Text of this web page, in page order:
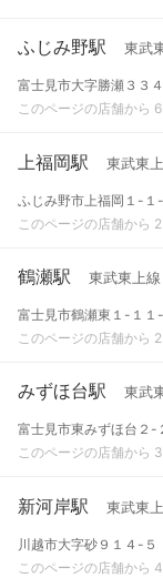
ふじみ野駅 東武
富士見市大字勝瀬３３
このページの店舗から
上福岡駅 東武東
ふじみ野市上福岡１-１-
このページの店舗から
鶴瀬駅 東武東上線
富士見市鶴瀬東１-１１-
このページの店舗から
みずほ台駅 東武
富士見市東みずほ台２-
このページの店舗から
新河岸駅 東武東
川越市大字砂９１４-５
このページの店舗から